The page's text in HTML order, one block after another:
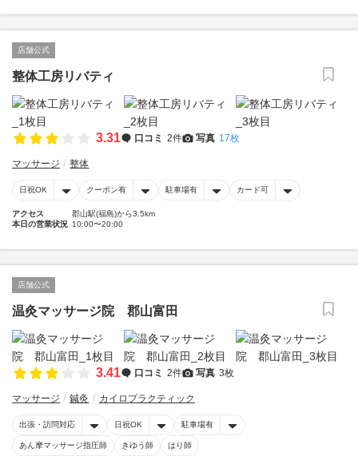
店舗公式
整体工房リバティ
3.31 口コミ 2件 写真 17枚
マッサージ 整体
日祝OK クーポン有 駐車場有 カード可
アクセス
郡山駅(福島)から3.5km
本日の営業状況 10:00〜20:00
店舗公式
温灸マッサージ院 郡山富田
3.41 口コミ 2件 写真 3枚
マッサージ 鍼灸 カイロプラクティック
出張・訪問対応 日祝OK 駐車場有
あん摩マッサージ指圧師 きゆう師 はり師